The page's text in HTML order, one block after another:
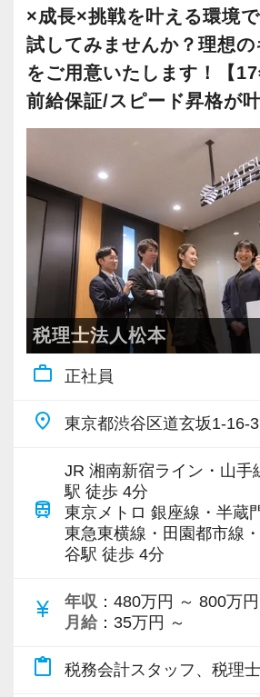
術を取り扱うお客様が多いのが
20代が中心となっており、専
ることから資格取得に励むスタ
しています。
若いメンバーが多く明るい雰囲
る気に満ちあふれています。
自主性がある方には活躍できる
もご用意するので、この業界で
い目標がある方は、ぜひ当社の
さい！
【ご紹介が多い安定企業でお
頼される税務のプロを目指せま
様に寄り添う」ことが一つの使
お客様から「こうしたい」とい
いたら、それを一緒になって実
きく力を発揮できる存在であ
ます。ご紹介案件が7割を超え
いった私たちの姿勢がお客様か
るからだと自負しています。
今後もお客様に満足していただ
社員の持つ「やる・やりたい
大事にしているため、資格を持
も、スピーディーなキャリア
す！
充実した実務重視のOJTで、安
と知識をゼロから身に付けら
税務・会計の経験と知識を磨き
アップを目指しませんか？
【対象業種100種以上！節税・
強い税理士法人です】
創業以来17年連続増収増益、顧
上、全国6拠点で安定的に成長
お客様に事務所までご来社いた
います。
専門Webサイトを10サイト以
新規顧問契約のお客様が毎年
各オフィスに国税OB税理士が
で、税務調査にも精通していま
税理士という仕事は不況に強い
お手伝いできる業務は数多く存
×成長×挑戦を叶える環境
試してみませんか？理想の
をご用意いたします！【
前給保証/スピード昇格が叶
税理士法人松本
work_outline 正社員
place 東京都渋谷区道玄坂1-16-3
train
JR 湘南新宿ライン・山手
駅 徒歩 4分
東京メトロ 銀座線・半蔵
東急東横線・田園都市線
谷駅 徒歩 4分
currency_yen 年収 ：480万円 ～ 800万円
月給 ：35万円 ～
content_paste 税務会計スタッフ、税理